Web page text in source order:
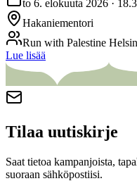
to 6. elokuuta 2026 ·
Hakaniementori
Run with Palestine
Lue lisää
Tilaa uutiskirje
Saat tietoa kampanjoista,
suoraan sähköpostiisi.